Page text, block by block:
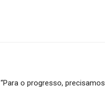
“Para o progresso,